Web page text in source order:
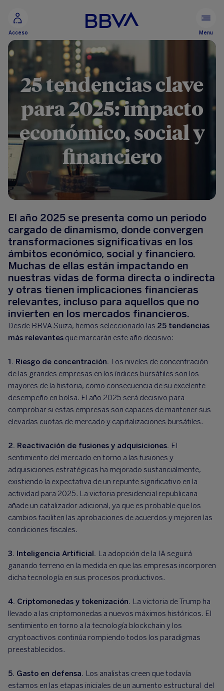
Acceso Menu
25 tendencias clave
para 2025: impacto
económico, social y
financiero
El año 2025 se presenta como un periodo
cargado de dinamismo, donde convergen
transformaciones significativas en los
ámbitos económico, social y financiero.
Muchas de ellas están impactando en
nuestras vidas de forma directa o indirecta
y otras tienen implicaciones financieras
relevantes, incluso para aquellos que no
invierten en los mercados financieros.
Desde BBVA Suiza, hemos seleccionado las 25 tendencias
más relevantes que marcarán este año decisivo:
1. Riesgo de concentración. Los niveles de concentración
de las grandes empresas en los índices bursátiles son los
mayores de la historia, como consecuencia de su excelente
desempeño en bolsa. El año 2025 será decisivo para
comprobar si estas empresas son capaces de mantener sus
elevadas cuotas de mercado y capitalizaciones bursátiles.
2. Reactivación de fusiones y adquisiciones. El
sentimiento del mercado en torno a las fusiones y
adquisiciones estratégicas ha mejorado sustancialmente,
existiendo la expectativa de un repunte significativo en la
actividad para 2025. La victoria presidencial republicana
añade un catalizador adicional, ya que es probable que los
cambios faciliten las aprobaciones de acuerdos y mejoren las
condiciones fiscales.
3. Inteligencia Artificial. La adopción de la IA seguirá
ganando terreno en la medida en que las empresas incorporen
dicha tecnología en sus procesos productivos.
4. Criptomonedas y tokenización. La victoria de Trump ha
llevado a las criptomonedas a nuevos máximos históricos. El
sentimiento en torno a la tecnología blockchain y los
cryptoactivos continúa rompiendo todos los paradigmas
preestablecidos.
5. Gasto en defensa. Los analistas creen que todavía
estamos en las etapas iniciales de un aumento estructural del